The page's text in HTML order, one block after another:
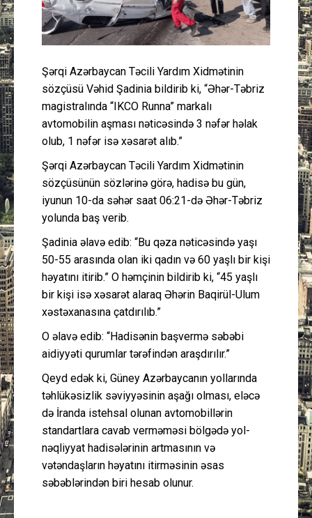
İdman
Gündəm
Peşə etikası
Əlaqə
Şərqi Azərbaycan Təcili Yardım Xidmətinin
sözçüsü Vəhid Şadinia bildirib ki, “Əhər-Təbriz
magistralında “IKCO Runna” markalı
avtomobilin aşması nəticəsində 3 nəfər həlak
olub, 1 nəfər isə xəsarət alıb.”
Şərqi Azərbaycan Təcili Yardım Xidmətinin
sözçüsünün sözlərinə görə, hadisə bu gün,
iyunun 10-da səhər saat 06:21-də Əhər-Təbriz
yolunda baş verib.
Şadinia əlavə edib: “Bu qəza nəticəsində yaşı
50-55 arasında olan iki qadın və 60 yaşlı bir kişi
həyatını itirib.” O həmçinin bildirib ki, “45 yaşlı
bir kişi isə xəsarət alaraq Əhərin Baqirül-Ulum
xəstəxanasına çatdırılıb.”
O əlavə edib: “Hadisənin başvermə səbəbi
aidiyyəti qurumlar tərəfindən araşdırılır.”
Qeyd edək ki, Güney Azərbaycanın yollarında
təhlükəsizlik səviyyəsinin aşağı olması, eləcə
də İranda istehsal olunan avtomobillərin
standartlara cavab verməməsi bölgədə yol-
nəqliyyat hadisələrinin artmasının və
vətəndaşların həyatını itirməsinin əsas
səbəblərindən biri hesab olunur.